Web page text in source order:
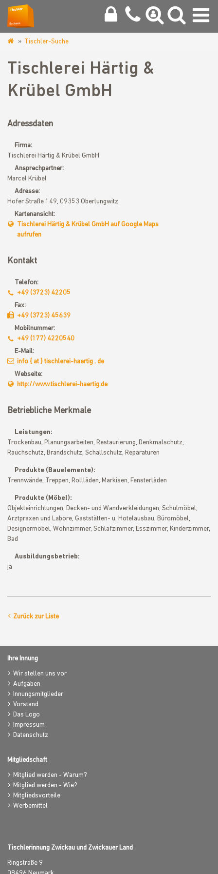
zwickau.de
Tischler-Suche
Tischlerei Härtig &
Krübel GmbH
Adressdaten
Firma:
Tischlerei Härtig & Krübel GmbH
Ansprechpartner:
Marcel Krübel
Adresse:
Hofer Straße 149, 09353 Oberlungwitz
Kartenansicht:
Tischlerei Härtig & Krübel GmbH auf Google Maps
aufrufen
Kontakt
Telefon:
+49 (3723) 42205
Fax:
+49 (3723) 45639
Mobilnummer:
+49 (177) 4220540
E-Mail:
info { at } tischlerei-haertig . de
Webseite:
http://www.tischlerei-haertig.de
Betriebliche Merkmale
Leistungen:
Trockenbau, Planungsarbeiten, Restaurierung, Denkmalschutz,
Rauchschutz, Brandschutz, Schallschutz, Reparaturen
Produkte (Bauelemente):
Trennwände, Treppen, Rollläden, Markisen, Fensterläden
Produkte (Möbel):
Objekteinrichtungen, Decken- und Wandverkleidungen, Schulmöbel,
Arztpraxen und Labore, Gaststätten- u. Hotelausbau, Büromöbel,
Designermöbel, Wohnzimmer, Schlafzimmer, Esszimmer, Kinderzimmer,
Bad
Ausbildungsbetrieb:
ja
Zurück zur Liste
Ihre Innung
Wir stellen uns vor
Aufgaben
Innungsmitglieder
Vorstand
Das Logo
Impressum
Datenschutz
Mitgliedschaft
Mitglied werden - Warum?
Mitglied werden - Wie?
Mitgliedsvorteile
Werbemittel
Tischlerinnung Zwickau und Zwickauer Land
Ringstraße 9